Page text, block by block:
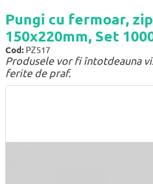
Pungi cu fermoar,
150x220mm, Set
Cod: PZ517
Produsele vor fi întotdeauna
ferite de praf.